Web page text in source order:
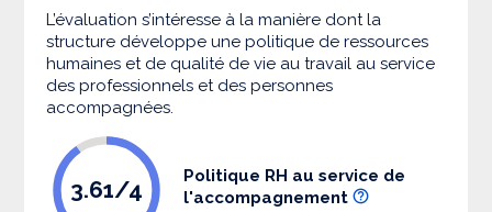
L’évaluation s’intéresse à la manière dont la
structure développe une politique de ressources
humaines et de qualité de vie au travail au service
des professionnels et des personnes
accompagnées.
3.61/4
Politique RH au service de
l'accompagnement